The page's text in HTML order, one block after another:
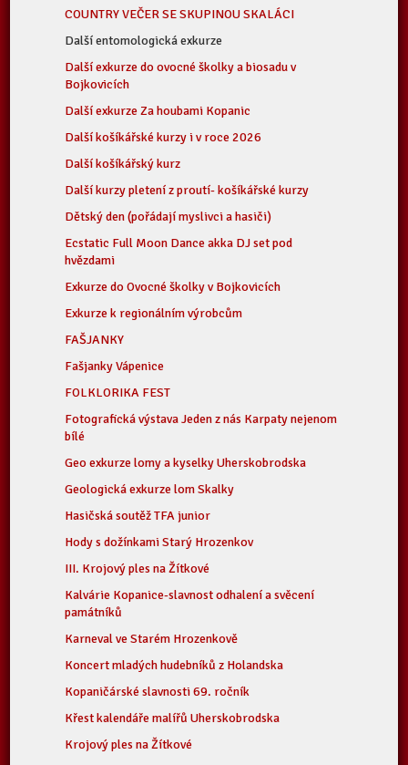
COUNTRY VEČER SE SKUPINOU SKALÁCI
Další entomologická exkurze
Další exkurze do ovocné školky a biosadu v
Bojkovicích
Další exkurze Za houbami Kopanic
Další košíkářské kurzy i v roce 2026
Další košíkářský kurz
Další kurzy pletení z proutí- košíkářské kurzy
Dětský den (pořádají myslivci a hasiči)
Ecstatic Full Moon Dance akka DJ set pod
hvězdami
Exkurze do Ovocné školky v Bojkovicích
Exkurze k regionálním výrobcům
FAŠJANKY
Fašjanky Vápenice
FOLKLORIKA FEST
Fotografická výstava Jeden z nás Karpaty nejenom
bílé
Geo exkurze lomy a kyselky Uherskobrodska
Geologická exkurze lom Skalky
Hasičská soutěž TFA junior
Hody s dožínkami Starý Hrozenkov
III. Krojový ples na Žítkové
Kalvárie Kopanice-slavnost odhalení a svěcení
památníků
Karneval ve Starém Hrozenkově
Koncert mladých hudebníků z Holandska
Kopaničárské slavnosti 69. ročník
Křest kalendáře malířů Uherskobrodska
Krojový ples na Žítkové